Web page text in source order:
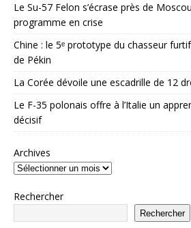
Le Su-57 Felon s’écrase près de
programme en crise
Chine : le 5ᵉ prototype du chasseur
de Pékin
La Corée dévoile une escadrille de 12
Le F-35 polonais offre à l’Italie un
décisif
Archives
Rechercher
Rechercher